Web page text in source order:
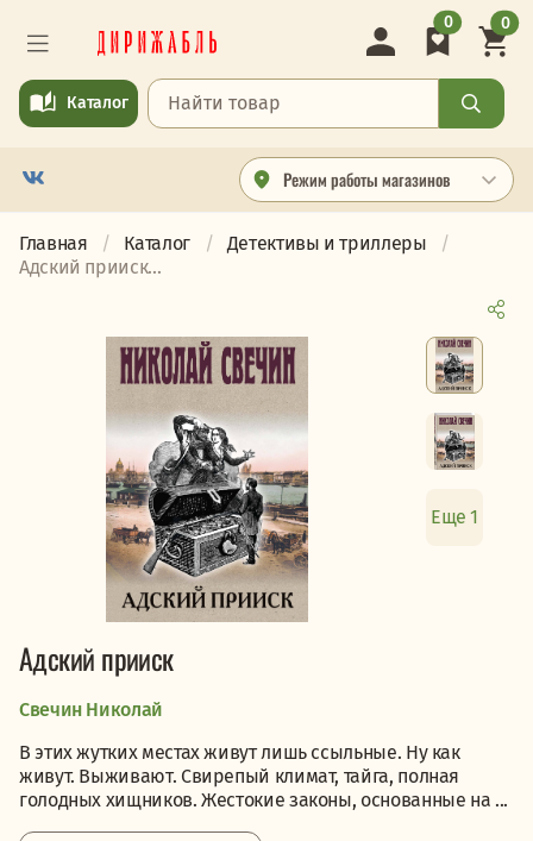
Режим работы магазинов
Каталог
0 0
Главная Каталог
Детективы и триллеры
Адский прииск...
Еще 1
Адский прииск
Свечин Николай
В этих жутких местах живут лишь ссыльные. Ну как
живут. Выживают. Свирепый климат, тайга, полная
голодных хищников. Жестокие законы, основанные на ...